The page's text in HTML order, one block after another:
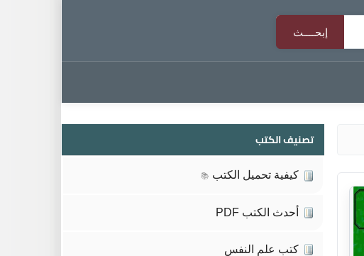
تصنيف الكتب
كيفية تحميل الكتب 📚
أحدث الكتب PDF
كتب علم النفس